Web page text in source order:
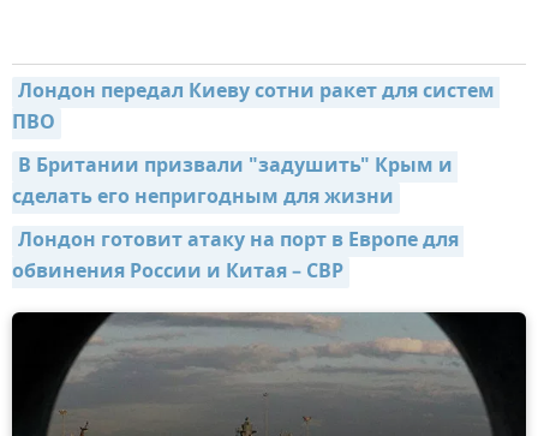
Лондон передал Киеву сотни ракет для систем
ПВО
В Британии призвали "задушить" Крым и
сделать его непригодным для жизни
Лондон готовит атаку на порт в Европе для
обвинения России и Китая – СВР